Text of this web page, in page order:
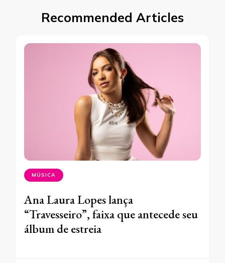
Recommended Articles
MÚSICA
Ana Laura Lopes lança
“Travesseiro”, faixa que antecede seu
álbum de estreia